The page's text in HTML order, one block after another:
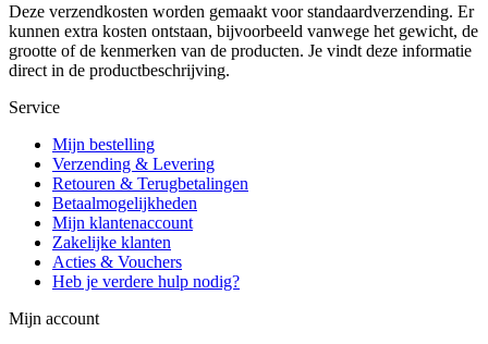
Deze verzendkosten worden gemaakt voor standaardverzending. Er
kunnen extra kosten ontstaan, bijvoorbeeld vanwege het gewicht, de
grootte of de kenmerken van de producten. Je vindt deze informatie
direct in de productbeschrijving.
Service
Mijn bestelling
Verzending & Levering
Retouren & Terugbetalingen
Betaalmogelijkheden
Mijn klantenaccount
Zakelijke klanten
Acties & Vouchers
Heb je verdere hulp nodig?
Mijn account